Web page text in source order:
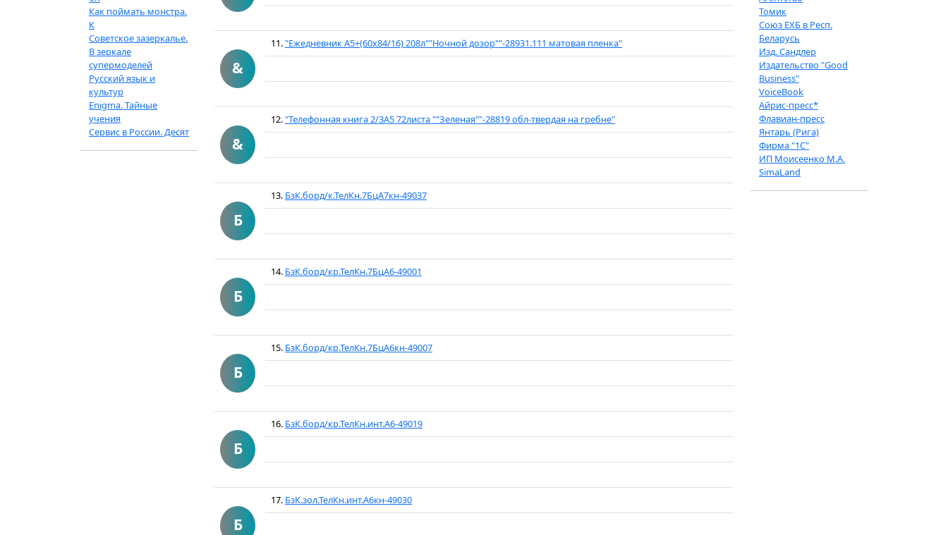
Как поймать монстра.
К
Советское зазеркалье.
В зеркале
супермоделей
Русский язык и
культур
Enigma. Тайные
учения
Сервис в России. Десят
&
11."Ежедневник А5+(60х84/16) 208л""Ночной дозор""-28931.111 матовая пленка"
&
12."Телефонная книга 2/3А5 72листа ""Зеленая""-28819 обл-твердая на гребне"
Б
13. БзК.борд/к.ТелКн.7БцА7кн-49037
Б
14. БзК.борд/кр.ТелКн.7БцА6-49001
Б
15. БзК.борд/кр.ТелКн.7БцА6кн-49007
Б
16. БзК.борд/кр.ТелКн.инт.А6-49019
Б
17. БзК.зол.ТелКн.инт.А6кн-49030
Томик
Союз ЕХБ в Респ.
Беларусь
Изд. Сандлер
Издательство "Good
Business"
VoiceBook
Айрис-пресс*
Флавиан-пресс
Янтарь (Рига)
Фирма "1С"
ИП Моисеенко М.А.
SimaLand